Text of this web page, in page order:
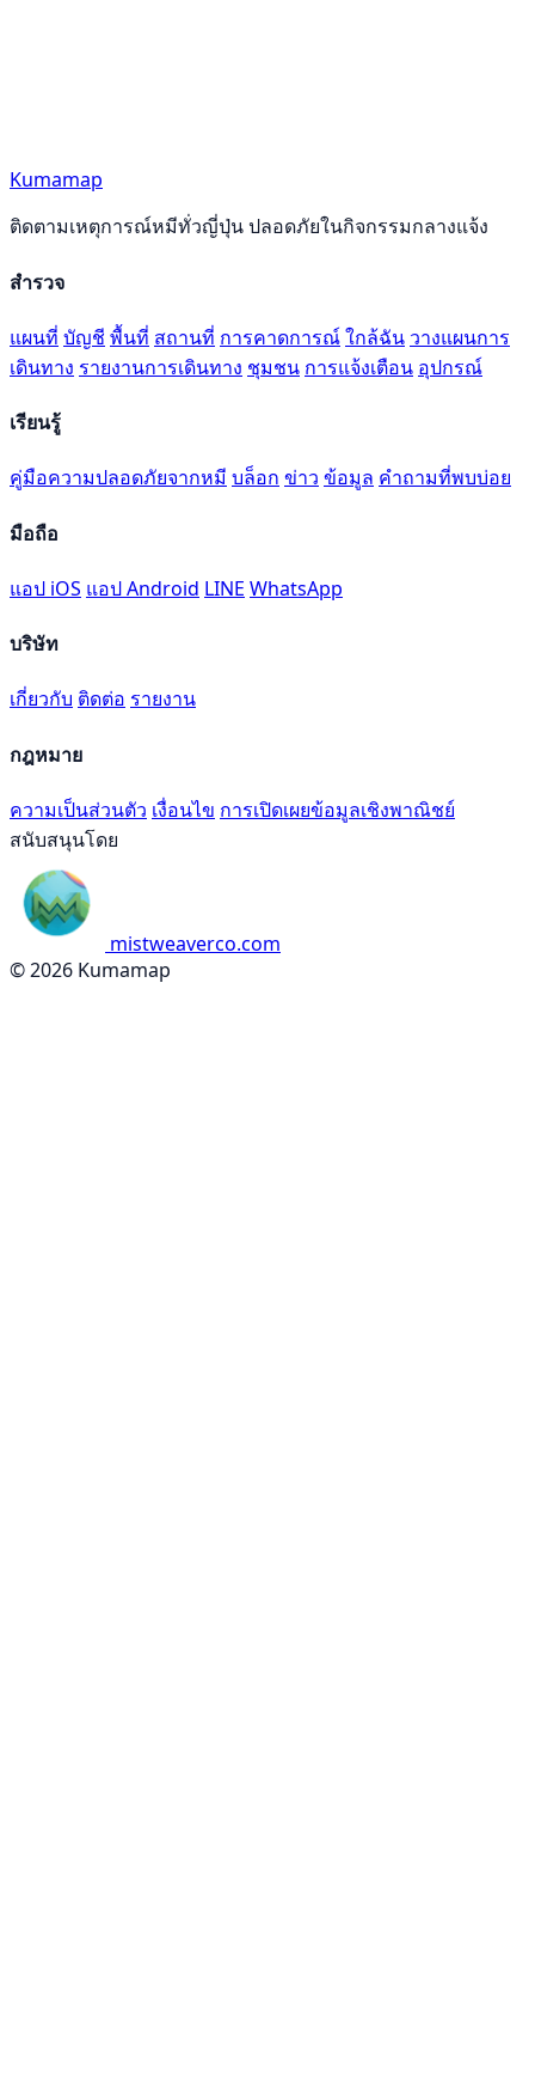
Kumamap
ติดตามเหตุการณ์หมีทั่วญี่ปุ่น ปลอดภัยในกิจกรรมกลางแจ้ง
สำรวจ
แผนที่ บัญชี พื้นที่ สถานที่ การคาดการณ์ใกล้ฉัน วางแผนการ
เดินทาง รายงานการเดินทาง ชุมชน การแจ้งเตือน อุปกรณ์
เรียนรู้
คู่มือความปลอดภัยจากหมี บล็อก ข่าว ข้อมูล คำถามที่พบบ่อย
มือถือ
แอป iOS แอป Android LINE WhatsApp
บริษัท
เกี่ยวกับ ติดต่อ รายงาน
กฎหมาย
ความเป็นส่วนตัว เงื่อนไข การเปิดเผยข้อมูลเชิงพาณิชย์
สนับสนุนโดย
mistweaverco.com
© 2026 Kumamap